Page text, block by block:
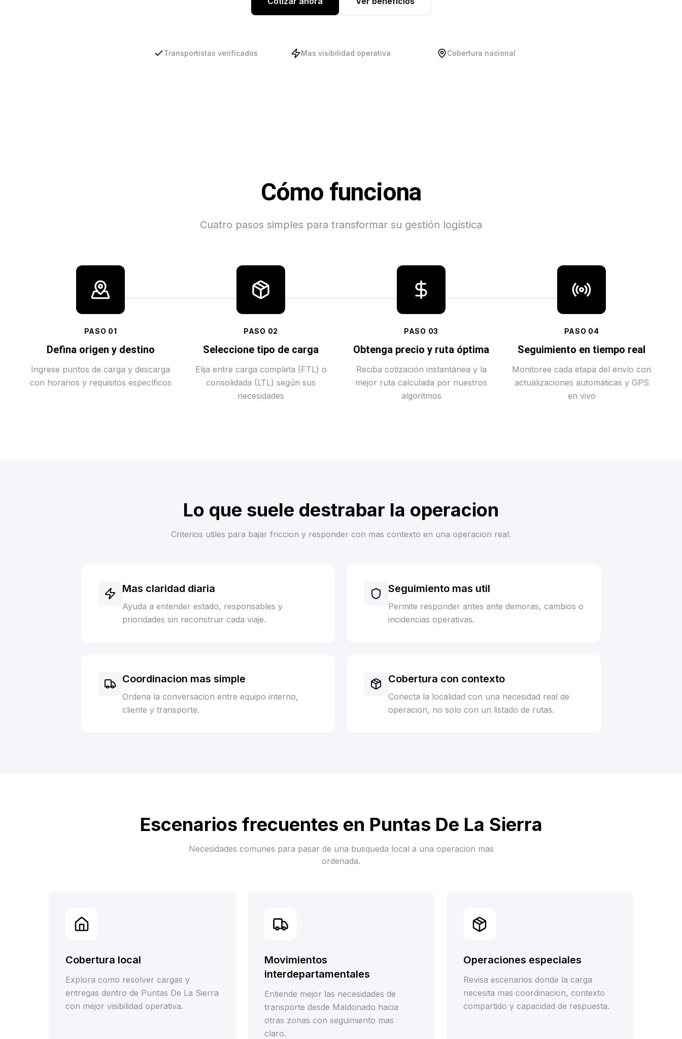
Transportistas verificados Mas visibilidad operativa Cobertura nacional
Cómo funciona
Cuatro pasos simples para transformar su gestión logística
PASO 01
Defina origen y destino
Ingrese puntos de carga y descarga
con horarios y requisitos específicos
PASO 02
Seleccione tipo de carga
Elija entre carga completa (FTL) o
consolidada (LTL) según sus
necesidades
PASO 03
Obtenga precio y ruta óptima
Reciba cotización instantánea y la
mejor ruta calculada por nuestros
algoritmos
PASO 04
Seguimiento en tiempo real
Monitoree cada etapa del envío con
actualizaciones automáticas y GPS
en vivo
Lo que suele destrabar la operacion
Criterios utiles para bajar friccion y responder con mas contexto en una operacion real.
Mas claridad diaria
Ayuda a entender estado, responsables y
prioridades sin reconstruir cada viaje.
Seguimiento mas util
Permite responder antes ante demoras, cambios o
incidencias operativas.
Coordinacion mas simple
Ordena la conversacion entre equipo interno,
cliente y transporte.
Cobertura con contexto
Conecta la localidad con una necesidad real de
operacion, no solo con un listado de rutas.
Escenarios frecuentes en Puntas De La Sierra
Necesidades comunes para pasar de una busqueda local a una operacion mas
ordenada.
Cobertura local
Explora como resolver cargas y
entregas dentro de Puntas De La Sierra
con mejor visibilidad operativa.
Movimientos
interdepartamentales
Entiende mejor las necesidades de
transporte desde Maldonado hacia
otras zonas con seguimiento mas
claro.
Operaciones especiales
Revisa escenarios donde la carga
necesita mas coordinacion, contexto
compartido y capacidad de respuesta.